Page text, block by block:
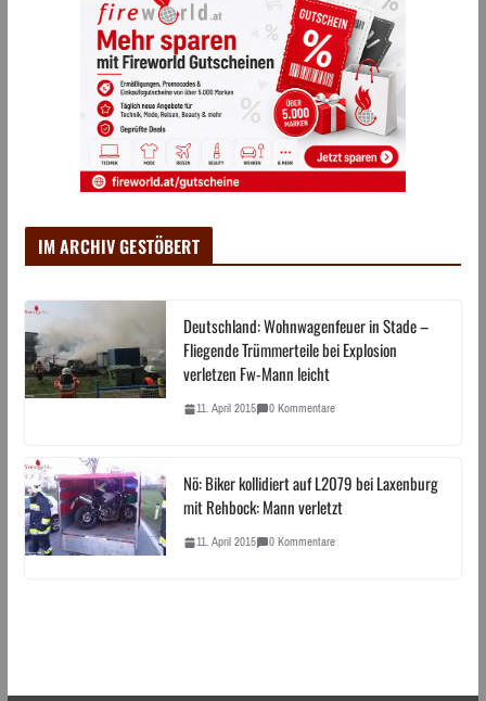
IM ARCHIV GESTÖBERT
Deutschland: Wohnwagenfeuer in Stade –
Fliegende Trümmerteile bei Explosion
verletzen Fw-Mann leicht
11. April 2015 0 Kommentare
Nö: Biker kollidiert auf L2079 bei Laxenburg
mit Rehbock: Mann verletzt
11. April 2015 0 Kommentare